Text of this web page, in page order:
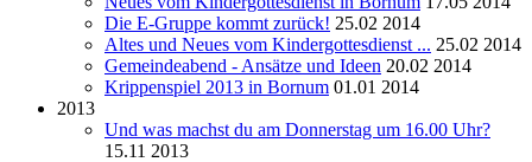
Die E-Gruppe kommt zurück! 25.02 2014
Altes und Neues vom Kindergottesdienst ... 25.02 2014
Gemeindeabend - Ansätze und Ideen 20.02 2014
Krippenspiel 2013 in Bornum 01.01 2014
2013
Und was machst du am Donnerstag um 16.00 Uhr?
15.11 2013